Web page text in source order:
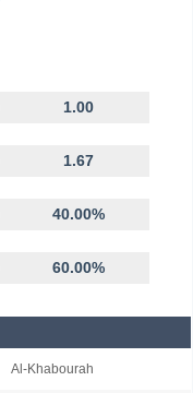
1.00
1.67
40.00%
60.00%
Al-Khabourah